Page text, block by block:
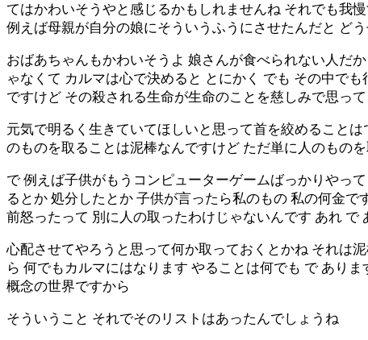
てはかわいそうやと感じるかもしれませんね それでも我
例えば母親が自分の娘にそういうふうにさせたんだと ど
おばあちゃんもかわいそうよ 娘さんが食べられない人だ
ゃなくて カルマは心で決めると とにかく でも その中で
ですけど その殺される生命が生命のことを慈しみで思っ
元気で明るく生きていてほしいと思って首を絞めること
のものを取ることは泥棒なんですけど ただ単に人のもの
で 例えば子供がもうコンピューターゲームばっかりやっ
るとか 処分したとか 子供が言ったら私のもの 私の何金
前怒ったって 別に人の取ったわけじゃないんです あれ で
心配させてやろうと思って何か取っておくとかね それは
ら 何でもカルマにはなります やることは何でも で あり
概念の世界ですから
そういうこと それでそのリストはあったんでしょうね